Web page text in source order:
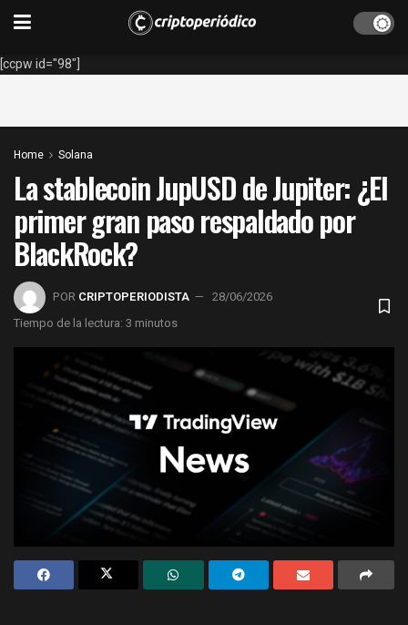
[ccpw id="98"]
Home Solana
La stablecoin JupUSD de Jupiter: ¿El
primer gran paso respaldado por
BlackRock?
POR CRIPTOPERIODISTA
28/06/2026
Tiempo de la lectura: 3 minutos